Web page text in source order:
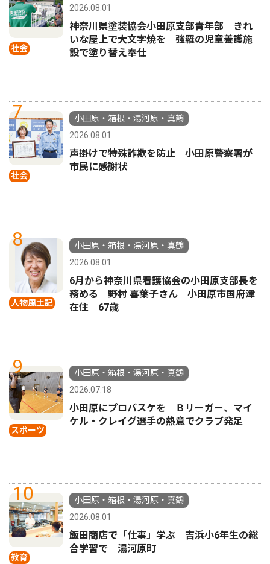
社会
2026.08.01
神奈川県塗装協会小田原支部青年部 きれ
いな屋上で大文字焼を 強羅の児童養護施
設で塗り替え奉仕
7
社会
小田原・箱根・湯河原・真鶴
2026.08.01
声掛けで特殊詐欺を防止 小田原警察署が
市民に感謝状
8
人物風土記
小田原・箱根・湯河原・真鶴
2026.08.01
6月から神奈川県看護協会の小田原支部長を
務める 野村 喜葉子さん 小田原市国府津
在住 67歳
9
スポーツ
小田原・箱根・湯河原・真鶴
2026.07.18
小田原にプロバスケを Ｂリーガー、マイ
ケル・クレイグ選手の熱意でクラブ発足
10
教育
小田原・箱根・湯河原・真鶴
2026.08.01
飯田商店で「仕事」学ぶ 吉浜小6年生の総
合学習で 湯河原町